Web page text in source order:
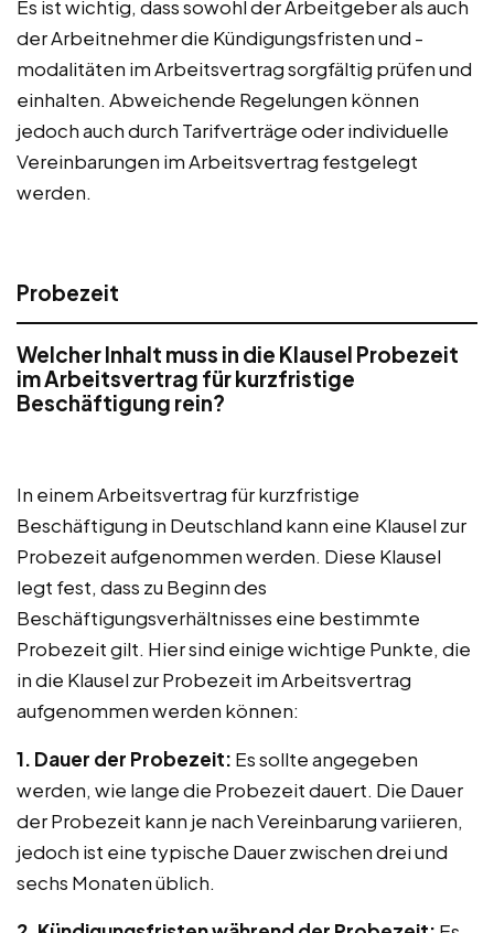
Es ist wichtig, dass sowohl der Arbeitgeber als auch
der Arbeitnehmer die Kündigungsfristen und -
modalitäten im Arbeitsvertrag sorgfältig prüfen und
einhalten. Abweichende Regelungen können
jedoch auch durch Tarifverträge oder individuelle
Vereinbarungen im Arbeitsvertrag festgelegt
werden.
Probezeit
Welcher Inhalt muss in die Klausel Probezeit
im Arbeitsvertrag für kurzfristige
Beschäftigung rein?
In einem Arbeitsvertrag für kurzfristige
Beschäftigung in Deutschland kann eine Klausel zur
Probezeit aufgenommen werden. Diese Klausel
legt fest, dass zu Beginn des
Beschäftigungsverhältnisses eine bestimmte
Probezeit gilt. Hier sind einige wichtige Punkte, die
in die Klausel zur Probezeit im Arbeitsvertrag
aufgenommen werden können:
1. Dauer der Probezeit: Es sollte angegeben
werden, wie lange die Probezeit dauert. Die Dauer
der Probezeit kann je nach Vereinbarung variieren,
jedoch ist eine typische Dauer zwischen drei und
sechs Monaten üblich.